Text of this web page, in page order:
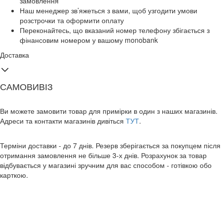
Наш менеджер зв’яжеться з вами, щоб узгодити умови
розстрочки та оформити оплату
Переконайтесь, що вказаний номер телефону збігається з
фінансовим номером у вашому monobank
Доставка
САМОВИВІЗ
Ви можете замовити товар для примірки в один з наших магазинів.
Адреси та контакти магазинів дивіться ТУТ.
Терміни доставки - до 7 днів. Резерв зберігається за покупцем після
отримання замовлення не більше 3-х днів. Розрахунок за товар
відбувається у магазині зручним для вас способом - готівкою обо
карткою.